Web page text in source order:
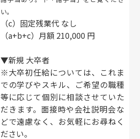
い。
（c）固定残業代 なし
（a+b+c）月額 210,000 円
▼新規 大卒者
※大卒初任給については、これま
での学びやスキル、ご希望の職種
等に応じて個別に相談させていた
だきます。面接時や会社説明会な
どで遠慮なく、お気軽にお尋ねく
ださい。